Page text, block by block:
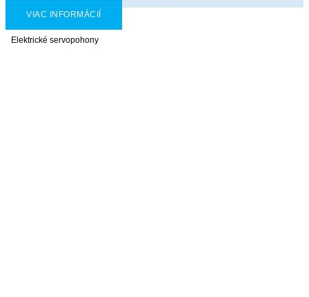
VIAC INFORMÁCIÍ
Elektrické servopohony